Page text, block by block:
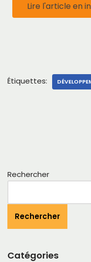
Lire l'article en
Étiquettes:
Rechercher
Rechercher
Catégories